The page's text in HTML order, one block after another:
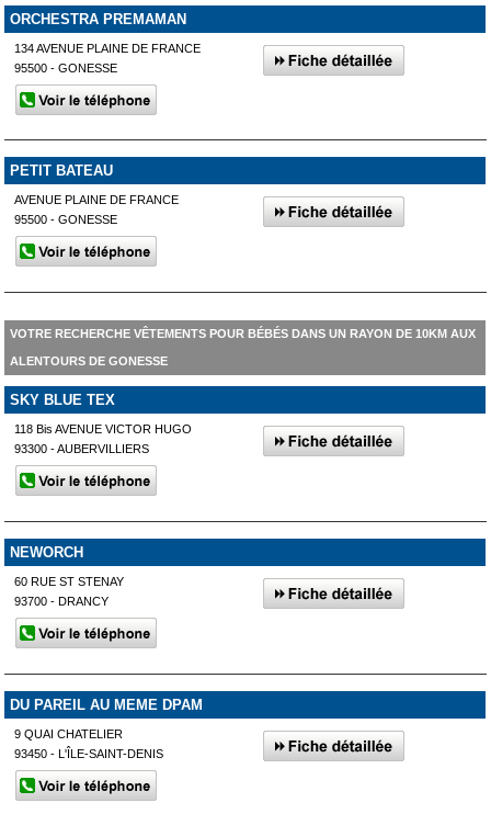
ORCHESTRA PREMAMAN
134 AVENUE PLAINE DE FRANCE
95500 - GONESSE
PETIT BATEAU
AVENUE PLAINE DE FRANCE
95500 - GONESSE
VOTRE RECHERCHE VÊTEMENTS POUR BÉBÉS DANS UN RAYON DE 10KM AUX
ALENTOURS DE GONESSE
SKY BLUE TEX
118 Bis AVENUE VICTOR HUGO
93300 - AUBERVILLIERS
NEWORCH
60 RUE ST STENAY
93700 - DRANCY
DU PAREIL AU MEME DPAM
9 QUAI CHATELIER
93450 - L'ÎLE-SAINT-DENIS